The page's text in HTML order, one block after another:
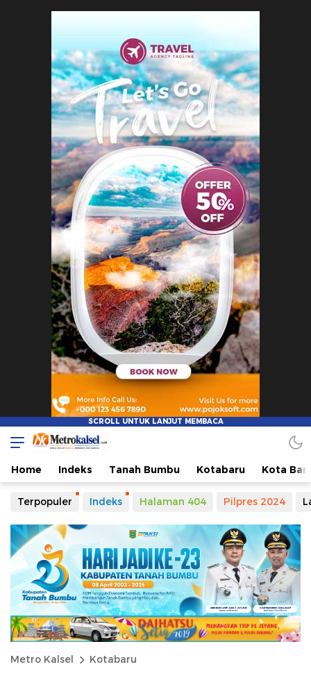
Home Indeks Tanah Bumbu Kotabaru Kota
Terpopuler Indeks Halaman 404 Pilpres 2024
Metro Kalsel Kotabaru